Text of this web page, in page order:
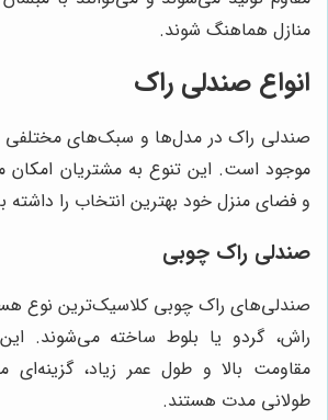
منازل هماهنگ شوند.
انواع صندلی راک
صندلی راک در مدل‌ها و سبک‌های مختلفی در
موجود است. این تنوع به مشتریان امکان
و فضای منزل خود بهترین انتخاب را داشته
صندلی راک چوبی
صندلی‌های راک چوبی کلاسیک‌ترین نوع
راش، گردو یا بلوط ساخته می‌شوند.
مقاومت بالا و طول عمر زیاد، گزینه‌ای
طولانی مدت هستند.